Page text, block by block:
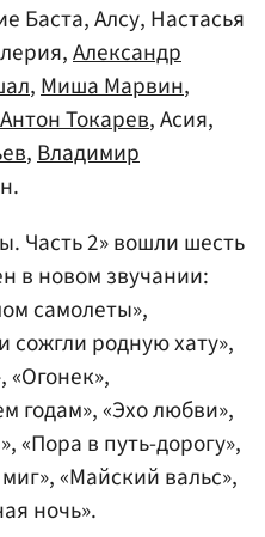
Баста, Алсу, Настасья
Александр
,Миша Марвин,
Антон Токарев, Асия,
,Владимир
Часть 2» вошли шесть
в новом звучании:
самолеты»,
сожгли родную хату»,
«Огонек»,
годам», «Эхо любви»,
«Пора в путь-дорогу»,
«Майский вальс»,
ночь».